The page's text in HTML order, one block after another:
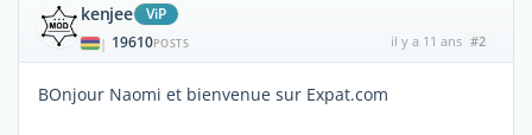
kenjee ViP
| 19610POSTS il y a 11 ans #2
BOnjour Naomi et bienvenue sur Expat.com